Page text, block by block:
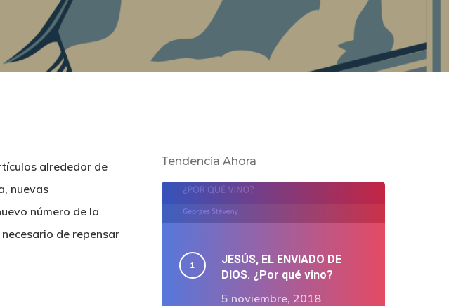
alrededor de
nuevas
número de la
de repensar
Tendencia Ahora
JESÚS, EL ENVIADO DE
DIOS. ¿Por qué vino?
5 noviembre, 2018